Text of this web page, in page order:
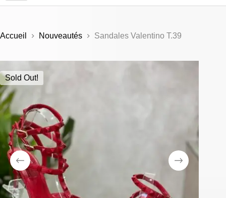
Accueil Nouveautés Sandales Valentino T.39
Sold Out!